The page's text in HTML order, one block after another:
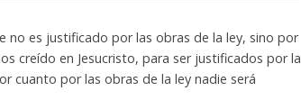
para
aumentar
o
no es justificado por las obras de la ley, sino por
creído en Jesucristo, para ser justificados por la
cuanto por las obras de la ley nadie será